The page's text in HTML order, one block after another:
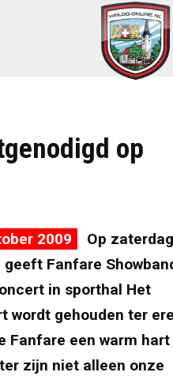
op
2009
Op zaterdag
Fanfare
in sporthal Het
wordt gehouden ter
Fanfare een warm hart
zijn niet alleen onze